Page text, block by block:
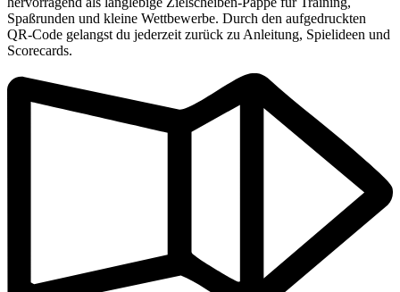
Spaßrunden und kleine Wettbewerbe. Durch den aufgedruckten
QR-Code gelangst du jederzeit zurück zu Anleitung, Spielideen und
Scorecards.